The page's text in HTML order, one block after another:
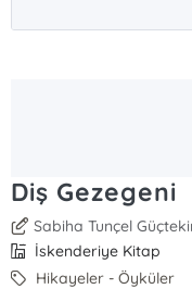
Diş Gezegeni
Sabiha Tunçel
İskenderiye Kitap
Hikayeler - Öyküler